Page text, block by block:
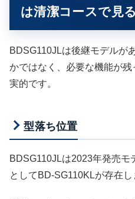
は清潔コースで見る
BDSG110JLは後継モデルが
かではなく、必要な機能が
実的です。
型落ち位置
BDSG110JLは2023年発売
としてBD-SG110KLが存在し